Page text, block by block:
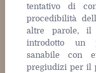
tentativo di
procedibilità
altre parole, il
introdotto un
sanabile con
pregiudizi per il